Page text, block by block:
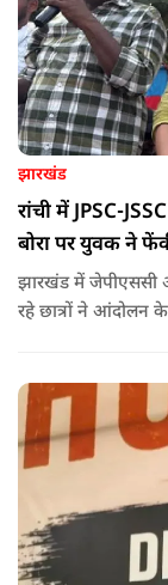
झारखंड
रांची में JPSC-
बोरा पर युवक ने
झारखंड में जेपीएससी
रहे छात्रों ने